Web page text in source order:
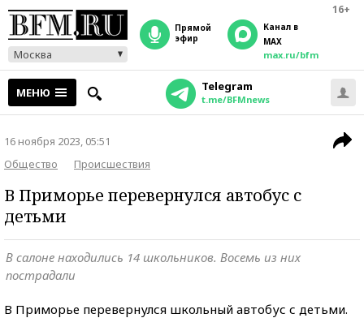
16+
Москва
прямой
эфир
Канал в
MAX
max.ru/bfm
МЕНЮ Telegram
t.me/BFMnews
16 ноября 2023, 05:51
Общество
Происшествия
В Приморье перевернулся автобус с
детьми
В салоне находились 14 школьников. Восемь из них
пострадали
В Приморье перевернулся школьный автобус с детьми.